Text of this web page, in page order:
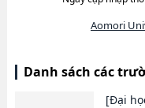
Aomori
Danh sách các
[Đại